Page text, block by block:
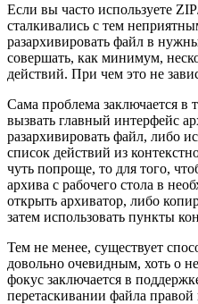
Если вы часто используете
сталкивались с тем
разархивировать файл в
совершать, как минимум,
действий. При чем это не
Сама проблема заключается в
вызвать главный интерфейс
разархивировать файл, либо
список действий из
чуть попроще, то для того,
архива с рабочего стола в
открыть архиватор, либо
затем использовать пункты
Тем не менее, существует
довольно очевидным, хоть о
фокус заключается в
перетаскивании файла